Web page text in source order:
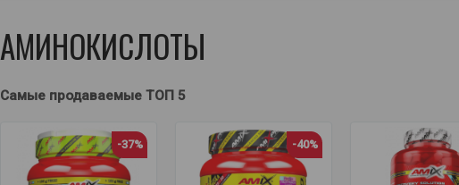
АМИНОКИСЛОТЫ
Самые продаваемые ТОП 5
-37% -40%